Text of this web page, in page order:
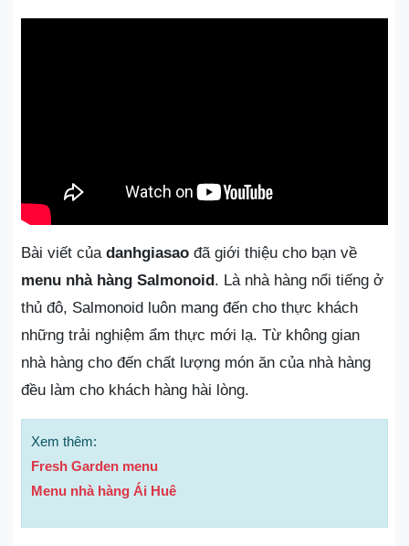
Bài viết của danhgiasao đã giới thiệu cho bạn về
menu nhà hàng Salmonoid . Là nhà hàng nổi tiếng ở
thủ đô, Salmonoid luôn mang đến cho thực khách
những trải nghiệm ẩm thực mới lạ. Từ không gian
nhà hàng cho đến chất lượng món ăn của nhà hàng
đều làm cho khách hàng hài lòng.
Xem thêm:
Fresh Garden menu
Menu nhà hàng Ái Huê